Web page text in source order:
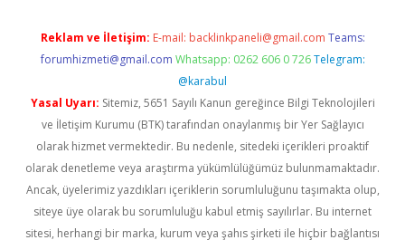
Reklam ve İletişim: E-mail: backlinkpaneli@gmail.com Teams:
forumhizmeti@gmail.com Whatsapp: 0262 606 0 726 Telegram:
@karabul
Yasal Uyarı: Sitemiz, 5651 Sayılı Kanun gereğince Bilgi Teknolojileri
ve İletişim Kurumu (BTK) tarafından onaylanmış bir Yer Sağlayıcı
olarak hizmet vermektedir. Bu nedenle, sitedeki içerikleri proaktif
olarak denetleme veya araştırma yükümlülüğümüz bulunmamaktadır.
Ancak, üyelerimiz yazdıkları içeriklerin sorumluluğunu taşımakta olup,
siteye üye olarak bu sorumluluğu kabul etmiş sayılırlar. Bu internet
sitesi, herhangi bir marka, kurum veya şahıs şirketi ile hiçbir bağlantısı